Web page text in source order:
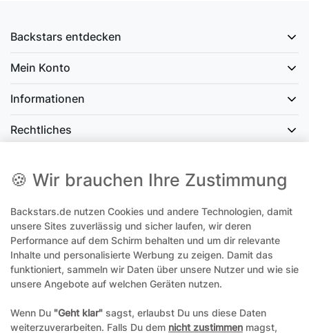
Backstars entdecken
Mein Konto
Informationen
Rechtliches
office@backstars.de
Wir antworten Ihnen schnellstmöglich. An Sonn- und Feiertagen kann
es evtl. zu Verzögerungen kommen.
07306 306239¹
Freitags am besten zwischen 8-12 Uhr
🍪 Wir brauchen Ihre Zustimmung
Backstars.de nutzen Cookies und andere Technologien, damit
unsere Sites zuverlässig und sicher laufen, wir deren
Performance auf dem Schirm behalten und um dir relevante
Inhalte und personalisierte Werbung zu zeigen. Damit das
funktioniert, sammeln wir Daten über unsere Nutzer und wie sie
unsere Angebote auf welchen Geräten nutzen.
Wenn Du "Geht klar" sagst, erlaubst Du uns diese Daten
weiterzuverarbeiten. Falls Du dem nicht zustimmen magst,